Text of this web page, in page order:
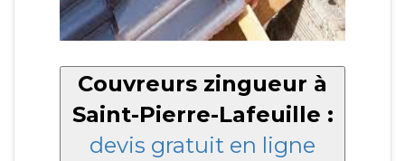
Couvreurs zingueur à
Saint-Pierre-Lafeuille :
devis gratuit en ligne